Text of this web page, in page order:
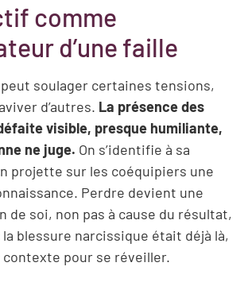
comme
d’une faille
soulager certaines tensions,
d’autres. La présence des
visible, presque humiliante,
ne juge. On s’identifie à sa
projette sur les coéquipiers une
Perdre devient une
de soi, non pas à cause du résultat,
blessure narcissique était déjà là,
contexte pour se réveiller.